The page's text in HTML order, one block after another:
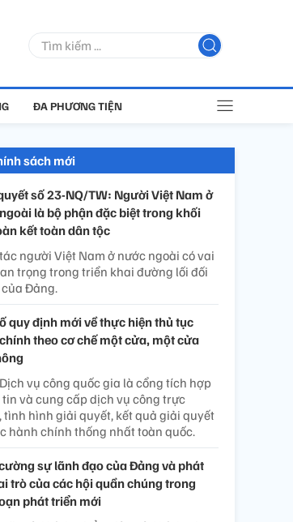
ĐA PHƯƠNG TIỆN
sách mới
số 23-NQ/TW: Người Việt Nam ở
là bộ phận đặc biệt trong khối
kết toàn dân tộc
người Việt Nam ở nước ngoài có vai
trọng trong triển khai đường lối đối
Đảng.
quy định mới về thực hiện thủ tục
theo cơ chế một cửa, một cửa
vụ công quốc gia là cổng tích hợp
và cung cấp dịch vụ công trực
tình hình giải quyết, kết quả giải quyết
hành chính thống nhất toàn quốc.
sự lãnh đạo của Đảng và phát
trò của các hội quần chúng trong
phát triển mới